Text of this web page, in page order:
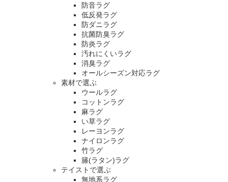
防音ラグ
低反発ラグ
防ダニラグ
抗菌防臭ラグ
防炎ラグ
汚れにくいラグ
消臭ラグ
オールシーズン対応ラグ
素材で選ぶ
ウールラグ
コットンラグ
麻ラグ
い草ラグ
レーヨンラグ
ナイロンラグ
竹ラグ
籐(ラタン)ラグ
テイストで選ぶ
無地系ラグ